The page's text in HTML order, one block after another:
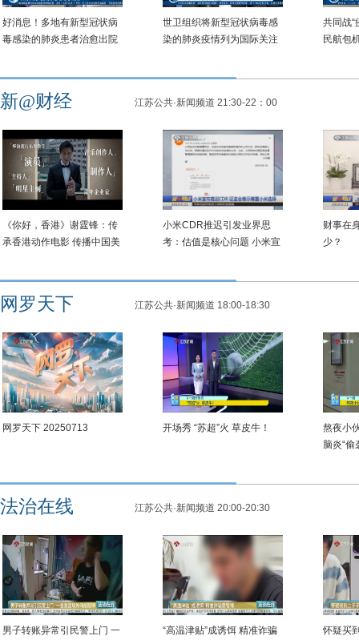
好消息！多地有新型冠状病
毒感染的肺炎患者治愈出院
世卫组织将新型冠状病毒感
染的肺炎疫情列为国际关注
共同战“
民航包
新@财经 江苏公共·新闻频道 21:30-22：00
《你好，香港》谢霆锋：传
承香港动作电影 传播中国美
小米CDR推迟引发业界思
考：估值是核心问题 小米宣
财事在
少？
网罗天下 江苏公共·新闻频道 18:00-18:30
网罗天下 20250713 开场秀 “苏超”火 草皮牛！
熬夜小
脑炎“偷
法治在线 江苏公共·新闻频道 20:00-20:30
男子转账异常引民警上门 一
“高温津贴”成诱饵 精准诈骗
怀疑买